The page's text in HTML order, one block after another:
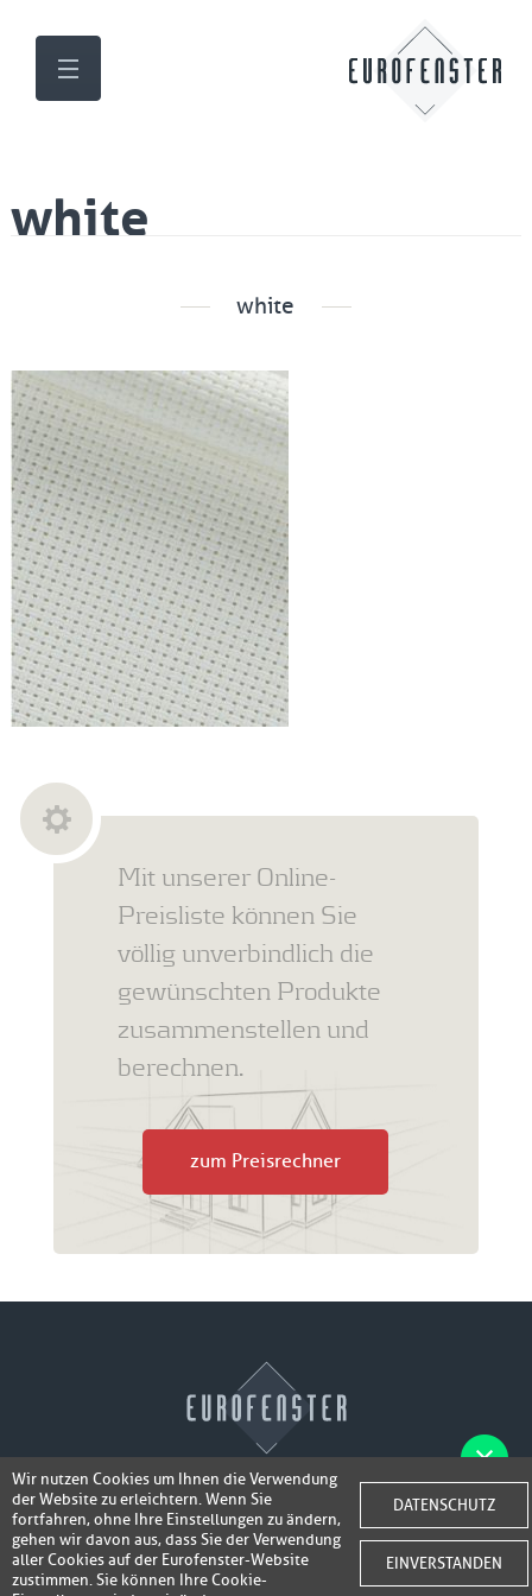
white
white
Wir nutzen Cookies um Ihnen die Verwendung
der Website zu erleichtern. Wenn Sie
fortfahren, ohne Ihre Einstellungen zu ändern,
gehen wir davon aus, dass Sie der Verwendung
aller Cookies auf der Eurofenster-Website
zustimmen. Sie können Ihre Cookie-
DATENSCHUTZ
EINVERSTANDEN
Fotos der Fenster/Elemente per WhatsApp
senden und ein Super-Angebotinkl. 50,-
bis 100,- EURGutschrift erhalten!
Mit unserer Online-
Preisliste können Sie
völlig unverbindlich die
gewünschten Produkte
zusammenstellen und
berechnen.
zum Preisrechner
© 2026 Eurofenster
Webdesign byWebidea Advance